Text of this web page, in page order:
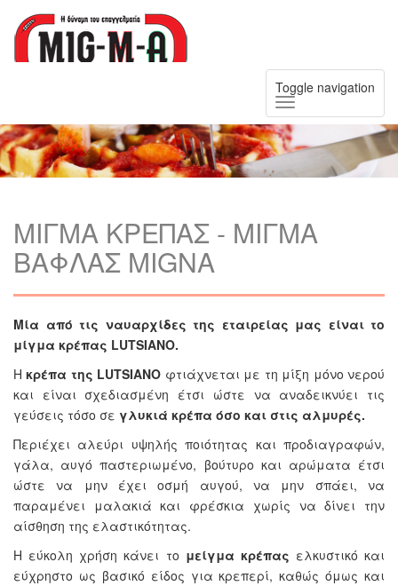
ΜΙΓΜΑ ΚΡΕΠΑΣ - ΜΙΓΜΑ
ΒΑΦΛΑΣ MIGNA
Μία από τις ναυαρχίδες της εταιρείας μας είναι το
μίγμα κρέπας LUTSIANO.
Ηκρέπα της LUTSIANO φτιάχνεται με τη μίξη μόνο νερού
και είναι σχεδιασμένη έτσι ώστε να αναδεικνύει τις
γεύσεις τόσο σε γλυκιά κρέπα όσο και στις αλμυρές.
Περιέχει αλεύρι υψηλής ποιότητας και προδιαγραφών,
γάλα, αυγό παστεριωμένο, βούτυρο και αρώματα έτσι
ώστε να μην έχει οσμή αυγού, να μην σπάει, να
παραμένει μαλακιά και φρέσκια χωρίς να δίνει την
αίσθηση της ελαστικότητας.
Η εύκολη χρήση κάνει το μείγμα κρέπας ελκυστικό και
εύχρηστο ως βασικό είδος για κρεπερί, καθώς όμως και
Toggle navigation